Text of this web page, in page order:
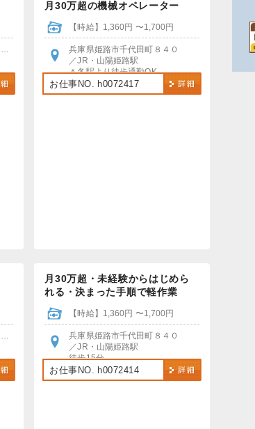
兵庫県姫路市広畑区富士町１－４０
月30万超の機械オペレーター
【時給】1,360円 〜1,700円
兵庫県姫路市千代田町８４０
／JR・山陽姫路駅
＊各駅より徒歩通勤OK
＊車通勤OK、無料Pあり
お仕事NO. h0072417
兵庫県姫路市広畑区富士町１－４０
月30万超・未経験からはじめら
れる・決まった手順で軽作業
【時給】1,360円 〜1,700円
兵庫県姫路市千代田町８４０
／JR・山陽姫路駅
徒歩15分
車・バイク・自転車通勤OK
お仕事NO. h0072414